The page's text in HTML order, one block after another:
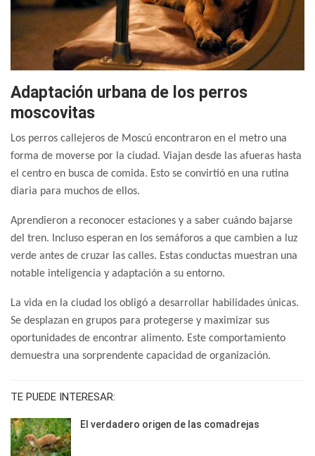
Adaptación urbana de los perros
moscovitas
Los perros callejeros de Moscú encontraron en el metro una
forma de moverse por la ciudad. Viajan desde las afueras hasta
el centro en busca de comida. Esto se convirtió en una rutina
diaria para muchos de ellos.
Aprendieron a reconocer estaciones y a saber cuándo bajarse
del tren. Incluso esperan en los semáforos a que cambien a luz
verde antes de cruzar las calles. Estas conductas muestran una
notable inteligencia y adaptación a su entorno.
La vida en la ciudad los obligó a desarrollar habilidades únicas.
Se desplazan en grupos para protegerse y maximizar sus
oportunidades de encontrar alimento. Este comportamiento
demuestra una sorprendente capacidad de organización.
TE PUEDE INTERESAR:
El verdadero origen de las comadrejas